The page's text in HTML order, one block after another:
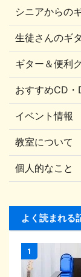
シニアからの
生徒さんのギ
ギター＆便利
おすすめCD・
イベント情報
教室について
個人的なこと
よく読まれる
1